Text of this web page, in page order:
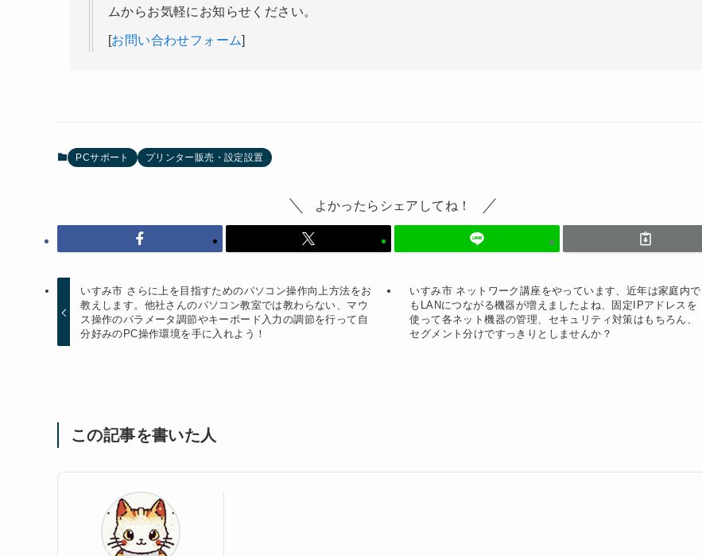
ムからお気軽にお知らせください。
[お問い合わせフォーム]
PCサポート プリンター販売・設定設置
よかったらシェアしてね！
いすみ市 さらに上を目指すためのパソコン操作向上方法をお
教えします。他社さんのパソコン教室では教わらない、マウ
ス操作のパラメータ調節やキーボード入力の調節を行って自
分好みのPC操作環境を手に入れよう！
いすみ市 ネットワーク講座をやっています、近年は家庭内で
もLANにつながる機器が増えましたよね、固定IPアドレスを
使って各ネット機器の管理、セキュリティ対策はもちろん、
セグメント分けですっきりとしませんか？
この記事を書いた人